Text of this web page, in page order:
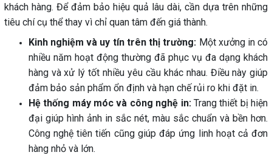
khách hàng. Để đảm bảo hiệu quả lâu dài, cần dựa trên những
tiêu chí cụ thể thay vì chỉ quan tâm đến giá thành.
Kinh nghiệm và uy tín trên thị trường: Một xưởng in có
nhiều năm hoạt động thường đã phục vụ đa dạng khách
hàng và xử lý tốt nhiều yêu cầu khác nhau. Điều này giúp
đảm bảo sản phẩm ổn định và hạn chế rủi ro khi đặt in.
Hệ thống máy móc và công nghệ in:Trang thiết bị hiện
đại giúp hình ảnh in sắc nét, màu sắc chuẩn và bền hơn.
Công nghệ tiên tiến cũng giúp đáp ứng linh hoạt cả đơn
hàng nhỏ và lớn.